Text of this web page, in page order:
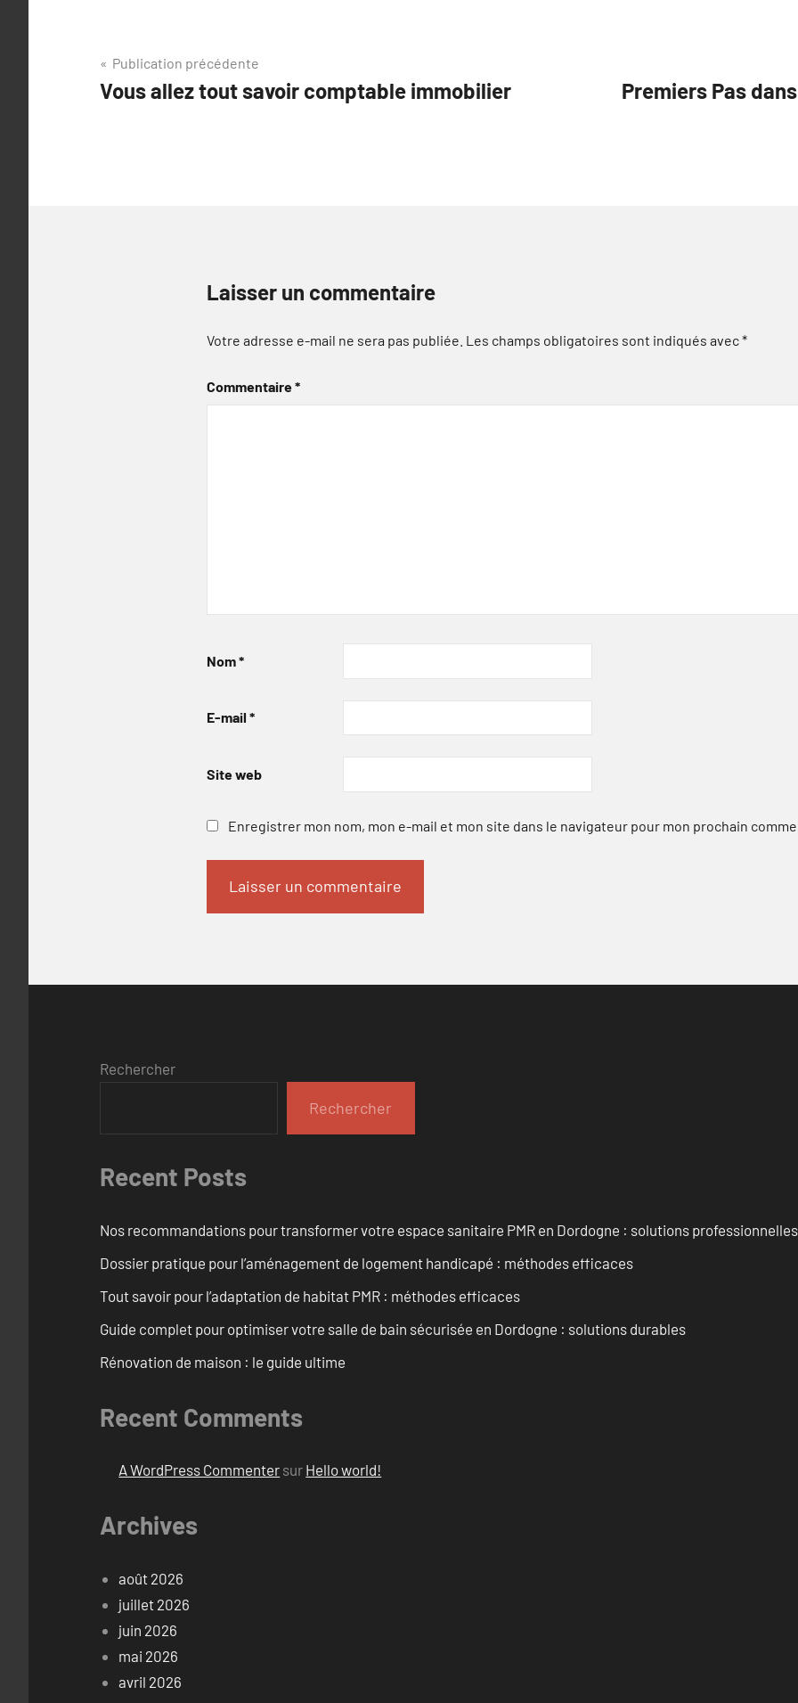
Navigation
de
Publication précédente
Vous allez tout savoir comptable immobilier
Premiers Pas
Laisser un commentaire
Votre adresse e-mail ne sera pas publiée. Les champs obligatoires sont indiqués avec*
Commentaire*
Nom*
E-mail *
Site web
Enregistrer mon nom, mon e-mail et mon site dans le navigateur pour mon prochain
Rechercher
Rechercher
Recent Posts
Nos recommandations pour transformer votre espace sanitaire PMR en Dordogne : solutions professionnelles
Dossier pratique pour l’aménagement de logement handicapé : méthodes efficaces
Tout savoir pour l’adaptation de habitat PMR : méthodes efficaces
Guide complet pour optimiser votre salle de bain sécurisée en Dordogne : solutions durables
Rénovation de maison : le guide ultime
Recent Comments
A WordPress Commenter sur Hello world!
Archives
août 2026
juillet 2026
juin 2026
mai 2026
avril 2026